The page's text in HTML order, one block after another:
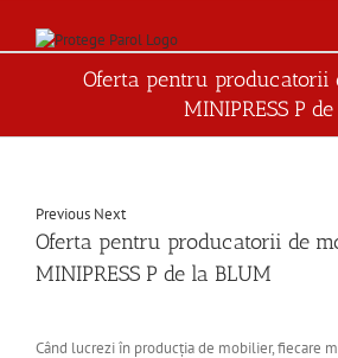
Oferta pentru producatorii
MINIPRESS P
Previous Next
Oferta pentru producatorii de
MINIPRESS P de la BLUM
Când lucrezi în producția de mobilier, fiecare